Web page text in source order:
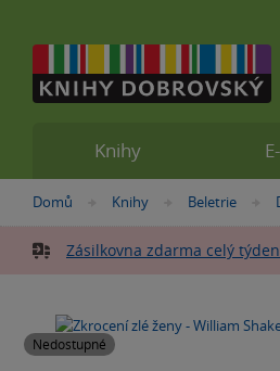
Nacházíte
zde:
Domů »
Knihy »
Beletrie
Zásilkovna zdarma celý
Nedostupné
Knihy